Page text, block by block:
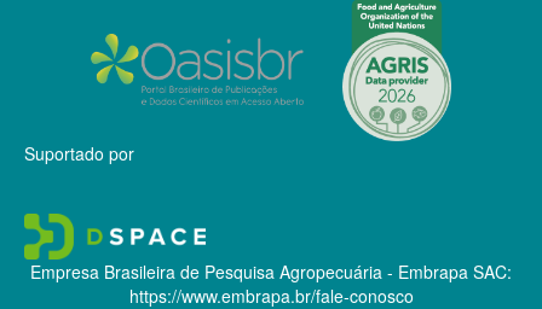
Suportado por
Empresa Brasileira de Pesquisa Agropecuária - Embrapa SAC:
https://www.embrapa.br/fale-conosco